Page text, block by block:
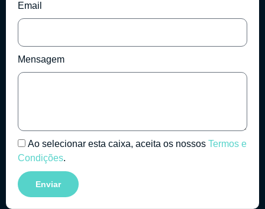
Email
Mensagem
Ao selecionar esta caixa, aceita os nossos Termos e
Condições.
Enviar